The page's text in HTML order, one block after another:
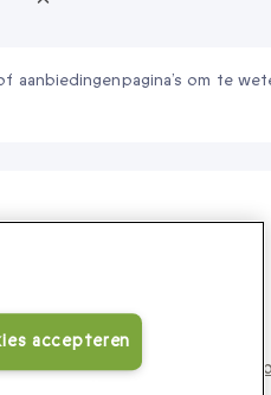
aanbiedingenpagina’s om te
voor mijn zoon kerstcadeau
accepteren